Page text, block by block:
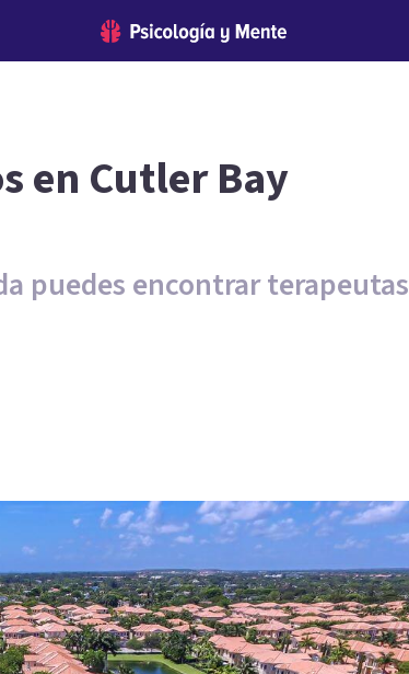
en Cutler Bay
puedes encontrar terapeutas